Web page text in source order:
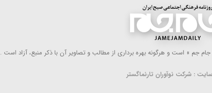
جم » است و هرگونه بهره ‌برداری از مطالب و تصاویر آن با ذكر منبع، آزاد است .
: شرکت نوآوران تارنماگستر